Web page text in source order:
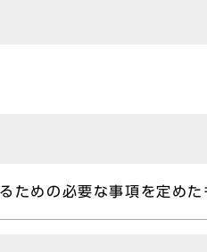
ための必要な事項を定めた